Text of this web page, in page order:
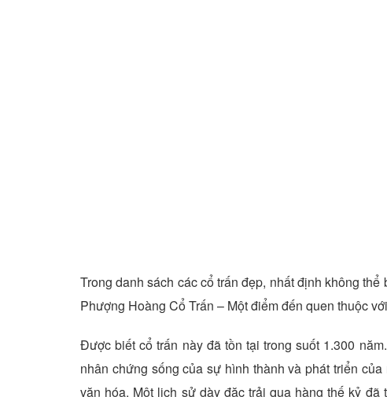
Trong danh sách các cổ trấn đẹp, nhất định không
Phượng Hoàng Cổ Trấn – Một điểm đến quen thuộc
Được biết cổ trấn này đã tồn tại trong suốt 1.300
nhân chứng sống của sự hình thành và phát triển
văn hóa. Một lịch sử dày đặc trải qua hàng thế kỷ